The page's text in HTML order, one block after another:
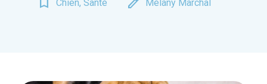
Chien, Santé Mélany Marchal